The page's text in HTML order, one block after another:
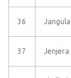
36 Jangula
37 Jenjera